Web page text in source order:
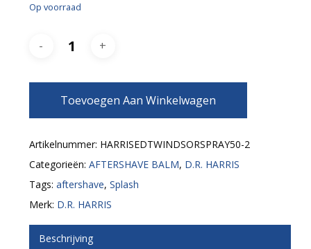
Op voorraad
Toevoegen Aan Winkelwagen
Artikelnummer: HARRISEDTWINDSORSPRAY50-2
Categorieën: AFTERSHAVE BALM, D.R. HARRIS
Tags: aftershave, Splash
Merk: D.R. HARRIS
Beschrijving